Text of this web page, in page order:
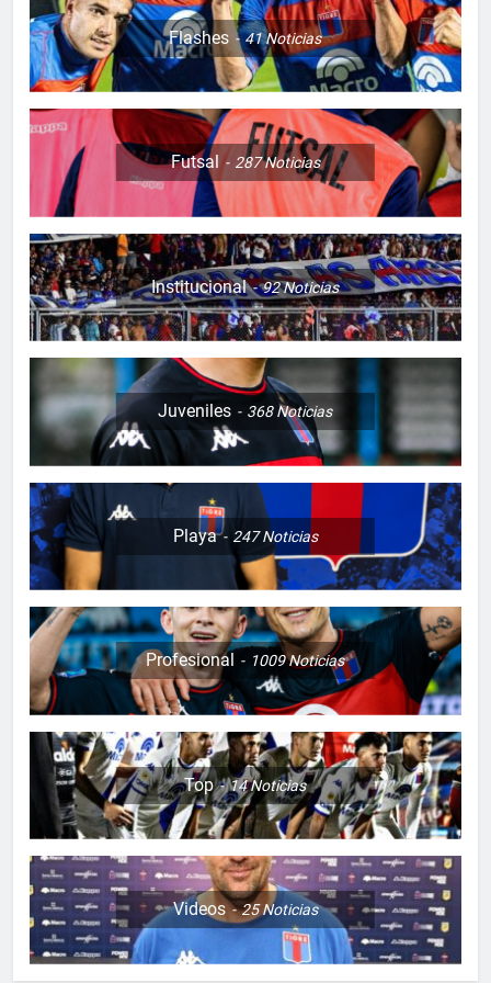
Flashes 41Noticias
Futsal 287Noticias
Institucional 92Noticias
Juveniles 368Noticias
Playa 247Noticias
Profesional 1009Noticias
Top 14Noticias
Videos 25Noticias
5
DERROTA DE LOCAL
FUTSAL